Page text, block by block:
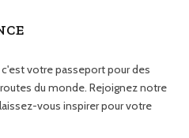
votre passeport pour des
du monde. Rejoignez notre
vous inspirer pour votre